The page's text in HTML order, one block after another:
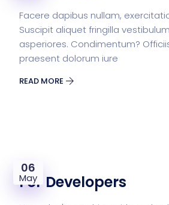
Facere dapibus nullam,
Suscipit aliquet fringilla
asperiores. Condimentum?
praesent dolorum iure
READ MORE
06
May
For Developers